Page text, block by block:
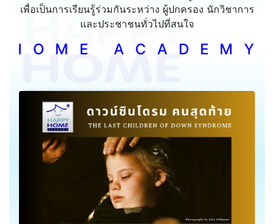
เพื่อเป็นการเรียนรู้ร่วมกันระหว่าง ผู้ปกครอง นักวิชาการ
และประชาชนทั่วไปที่สนใจ
A C A D E M Y